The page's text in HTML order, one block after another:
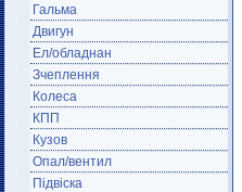
Гальма
Двигун
Ел/обладнан
Зчеплення
Колеса
КПП
Кузов
Опал/вентил
Підвіска